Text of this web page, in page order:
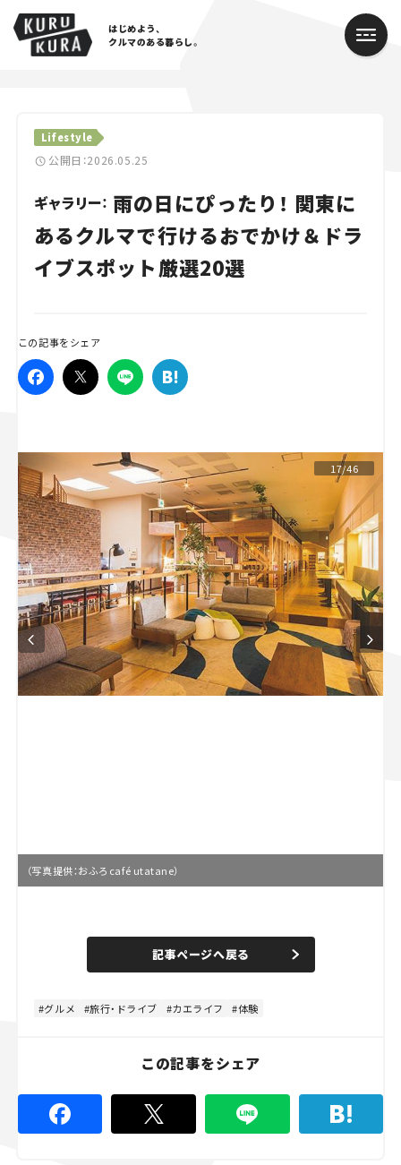
はじめよう、
クルマのある暮らし。
Lifestyle
公開日：2026.05.25
ギャラリー： 雨の日にぴったり！ 関東に
あるクルマで行けるおでかけ＆ドラ
イブスポット厳選20選
この記事をシェア
17/46
（写真提供：おふろcafé utatane）
n
e
d
%
記事ページへ戻る
グルメ 旅行・ドライブ カエライフ 体験
この記事をシェア
Cars
Lifestyle
Traffic
Special
Campaign
人気のハッシュタグ